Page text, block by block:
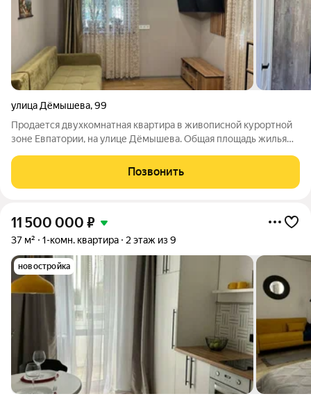
улица Дёмышева,99
Продается двухкомнатная квартира в живописной курортной
зоне Евпатории, на улице Дёмышева. Общая площадь жилья
а кухня площадью 10 м. Квартира расположена на первом
этаже двухэтажного дома,
Позвонить
11 500 000 ₽
37 м² 1-комн. квартира 2 этаж из 9
новостройка